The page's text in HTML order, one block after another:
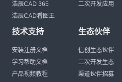
浩辰CAD 365
浩辰CAD看图王
二次开发应用
技术支持
安装注册文档
学习帮助文档
产品视频教程
生态伙伴
信创生态伙伴
二次开发生态
渠道伙伴招募